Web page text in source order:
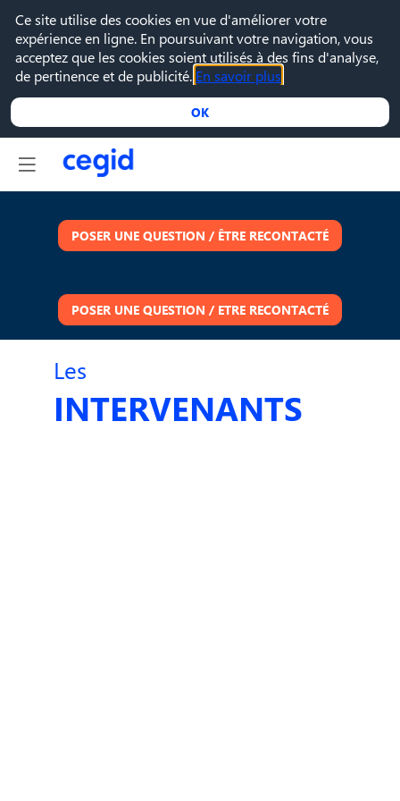
POSER UNE QUESTION / ÊTRE RECONTACTÉ
POSER UNE QUESTION / ETRE RECONTACTÉ
Les
INTERVENANTS
Ce site utilise des cookies en vue d'améliorer votre
expérience en ligne. En poursuivant votre navigation, vous
acceptez que les cookies soient utilisés à des fins d'analyse,
de pertinence et de publicité. En savoir plus
OK